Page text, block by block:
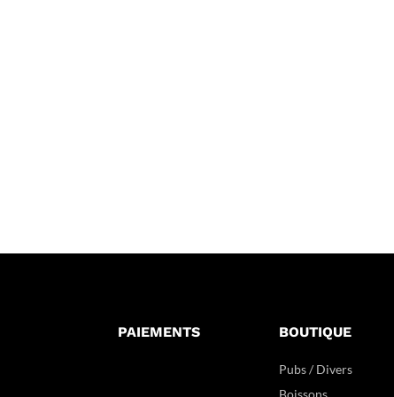
PAIEMENTS BOUTIQUE
Pubs / Divers
Boissons